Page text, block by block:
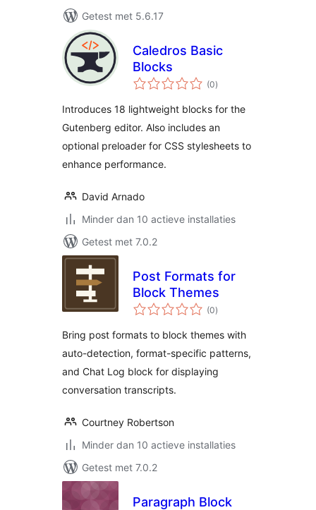
Getest met 5.6.17
Caledros Basic
Blocks
(0totaal
waarderingen
)
Introduces 18 lightweight blocks for the
Gutenberg editor. Also includes an
optional preloader for CSS stylesheets to
enhance performance.
David Arnado
Minder dan 10 actieve installaties
Getest met 7.0.2
Post Formats for
Block Themes
(0totaal
waarderingen
)
Bring post formats to block themes with
auto-detection, format-specific patterns,
and Chat Log block for displaying
conversation transcripts.
Courtney Robertson
Minder dan 10 actieve installaties
Getest met 7.0.2
Paragraph Block